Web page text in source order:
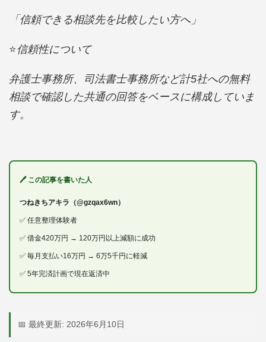
「信頼できる相談先を比較したい方へ」
⭐️信頼性について
弁護士事務所、司法書士事務所など計5社への無料
相談で確認した共通の回答をベースに構成していま
す。
🖊 この記事を書いた人
つねきちアキラ（@gzqax6wn）
✅ 任意整理体験者
✅ 借金420万円 → 120万円以上減額に成功
✅ 毎月支払い16万円 → 6万5千円に軽減
✅ 5年完済計画で現在返済中
📅 最終更新: 2026年6月10日